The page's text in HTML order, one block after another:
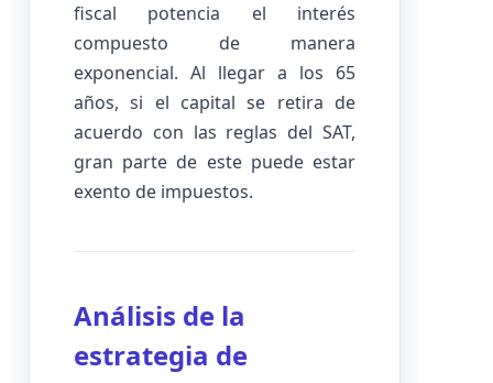
fiscal potencia el interés
compuesto de manera
exponencial. Al llegar a los 65
años, si el capital se retira de
acuerdo con las reglas del SAT,
gran parte de este puede estar
exento de impuestos.
Análisis de la
estrategia de